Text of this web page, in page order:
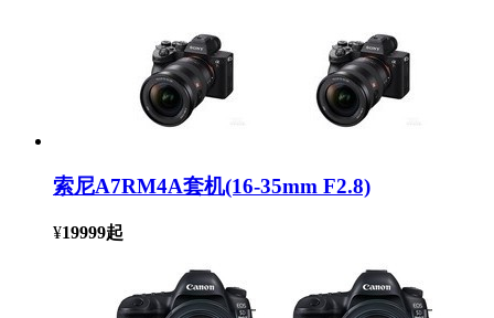
索尼A7RM4A套机(16-35mm F2.8)
¥19999起